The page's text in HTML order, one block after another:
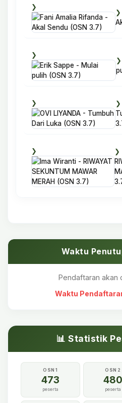
Waktu
Pendaftaran akan
Waktu
📊 Statistik
OSN 1
473
peserta
OSN 2
480
peserta